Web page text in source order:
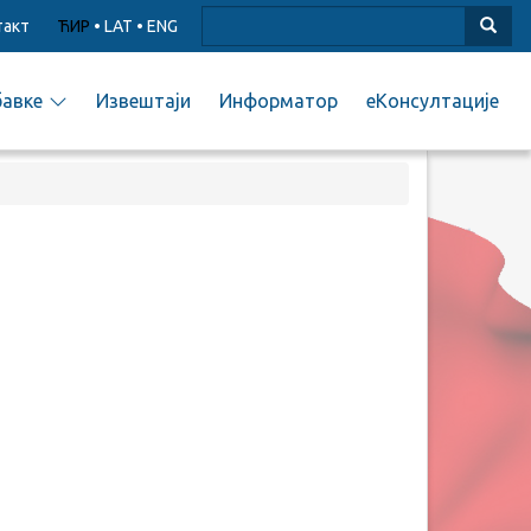
ЋИР •LAT •ENG
Извештаји Информатор еКонсултације